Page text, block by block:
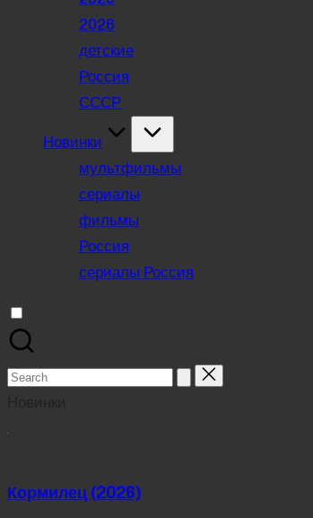
2026
детские
Россия
СССР
Новинки
мультфильмы
сериалы
фильмы
Россия
сериалы Россия
Search
Кормилец (2026)